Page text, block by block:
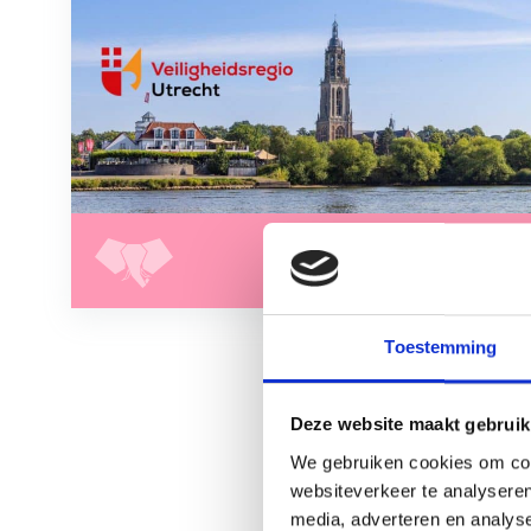
Toestemming
Deze website maakt
We gebruiken cookies om
websiteverkeer te
media, adverteren en